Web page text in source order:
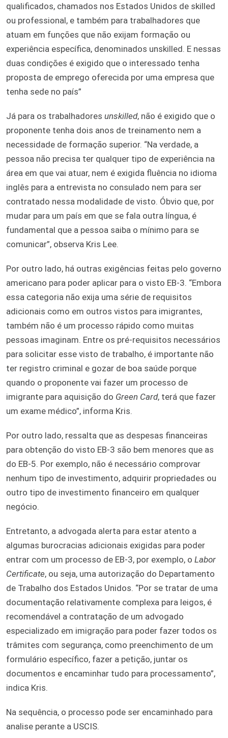
qualificados, chamados nos Estados Unidos de skilled
ou professional, e também para trabalhadores que
atuam em funções que não exijam formação ou
experiência específica, denominados unskilled. E nessas
duas condições é exigido que o interessado tenha
proposta de emprego oferecida por uma empresa que
tenha sede no país”
Já para os trabalhadores unskilled, não é exigido que o
proponente tenha dois anos de treinamento nem a
necessidade de formação superior. “Na verdade, a
pessoa não precisa ter qualquer tipo de experiência na
área em que vai atuar, nem é exigida fluência no idioma
inglês para a entrevista no consulado nem para ser
contratado nessa modalidade de visto. Óbvio que, por
mudar para um país em que se fala outra língua, é
fundamental que a pessoa saiba o mínimo para se
comunicar”, observa Kris Lee.
Por outro lado, há outras exigências feitas pelo governo
americano para poder aplicar para o visto EB-3. “Embora
essa categoria não exija uma série de requisitos
adicionais como em outros vistos para imigrantes,
também não é um processo rápido como muitas
pessoas imaginam. Entre os pré-requisitos necessários
para solicitar esse visto de trabalho, é importante não
ter registro criminal e gozar de boa saúde porque
quando o proponente vai fazer um processo de
imigrante para aquisição do Green Card, terá que fazer
um exame médico”, informa Kris.
Por outro lado, ressalta que as despesas financeiras
para obtenção do visto EB-3 são bem menores que as
do EB-5. Por exemplo, não é necessário comprovar
nenhum tipo de investimento, adquirir propriedades ou
outro tipo de investimento financeiro em qualquer
negócio.
Entretanto, a advogada alerta para estar atento a
algumas burocracias adicionais exigidas para poder
entrar com um processo de EB-3, por exemplo, o Labor
Certificate, ou seja, uma autorização do Departamento
de Trabalho dos Estados Unidos. “Por se tratar de uma
documentação relativamente complexa para leigos, é
recomendável a contratação de um advogado
especializado em imigração para poder fazer todos os
trâmites com segurança, como preenchimento de um
formulário específico, fazer a petição, juntar os
documentos e encaminhar tudo para processamento”,
indica Kris.
Na sequência, o processo pode ser encaminhado para
analise perante a USCIS.